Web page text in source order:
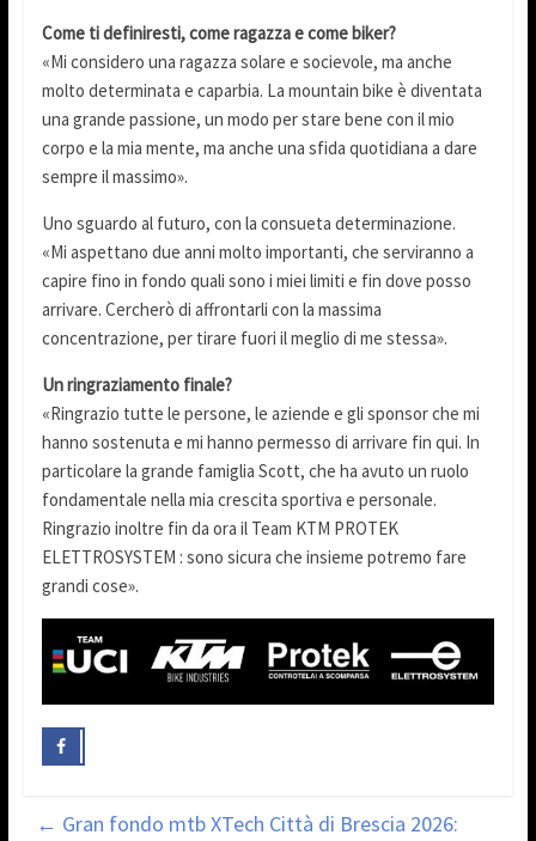
Come ti definiresti, come ragazza e come biker?
«Mi considero una ragazza solare e socievole, ma anche
molto determinata e caparbia. La mountain bike è diventata
una grande passione, un modo per stare bene con il mio
corpo e la mia mente, ma anche una sfida quotidiana a dare
sempre il massimo».
Uno sguardo al futuro, con la consueta determinazione.
«Mi aspettano due anni molto importanti, che serviranno a
capire fino in fondo quali sono i miei limiti e fin dove posso
arrivare. Cercherò di affrontarli con la massima
concentrazione, per tirare fuori il meglio di me stessa».
Un ringraziamento finale?
«Ringrazio tutte le persone, le aziende e gli sponsor che mi
hanno sostenuta e mi hanno permesso di arrivare fin qui. In
particolare la grande famiglia Scott, che ha avuto un ruolo
fondamentale nella mia crescita sportiva e personale.
Ringrazio inoltre fin da ora il Team KTM PROTEK
ELETTROSYSTEM : sono sicura che insieme potremo fare
grandi cose».
← Gran fondo mtb XTech Città di Brescia 2026: